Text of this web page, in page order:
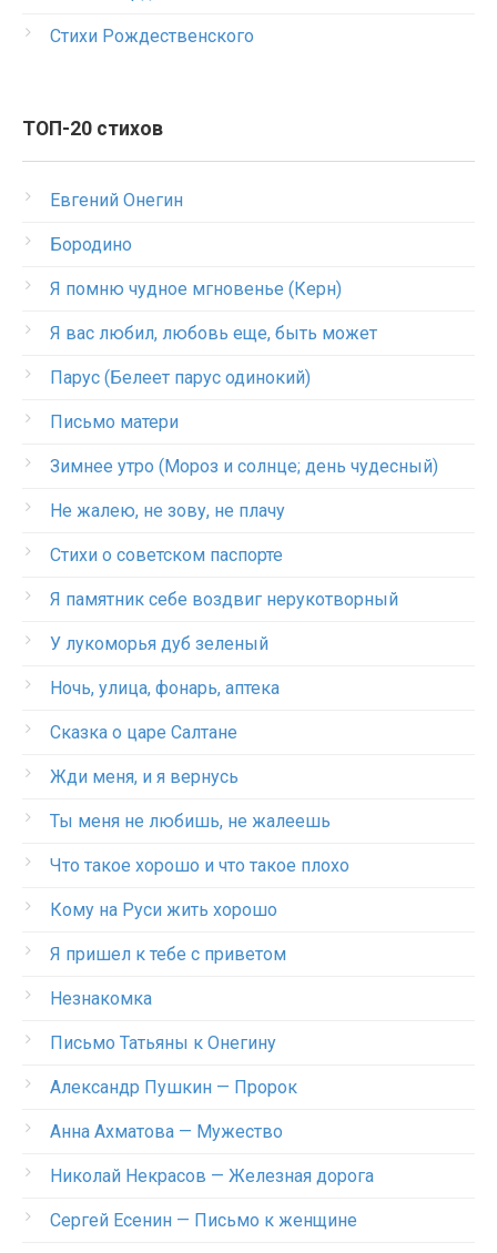
Стихи Рождественского
ТОП-20 стихов
Евгений Онегин
Бородино
Я помню чудное мгновенье (Керн)
Я вас любил, любовь еще, быть может
Парус (Белеет парус одинокий)
Письмо матери
Зимнее утро (Мороз и солнце; день чудесный)
Не жалею, не зову, не плачу
Стихи о советском паспорте
Я памятник себе воздвиг нерукотворный
У лукоморья дуб зеленый
Ночь, улица, фонарь, аптека
Сказка о царе Салтане
Жди меня, и я вернусь
Ты меня не любишь, не жалеешь
Что такое хорошо и что такое плохо
Кому на Руси жить хорошо
Я пришел к тебе с приветом
Незнакомка
Письмо Татьяны к Онегину
Александр Пушкин — Пророк
Анна Ахматова — Мужество
Николай Некрасов — Железная дорога
Сергей Есенин — Письмо к женщине